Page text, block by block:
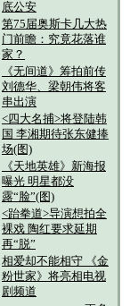
底公安
第75届奥斯卡几大热
门前瞻：究竟花落谁
家？
《无间道》筹拍前传
刘德华、梁朝伟将客
串出演
<四大名捕>将登陆韩
国 李湘期待张东健捧
场(图)
《天地英雄》新海报
曝光 明星都没
露“脸”(图)
<跆拳道>导演想拍全
裸戏 陶红要求延期
再“脱”
相爱却不能相守 《金
粉世家》将亮相电视
剧频道